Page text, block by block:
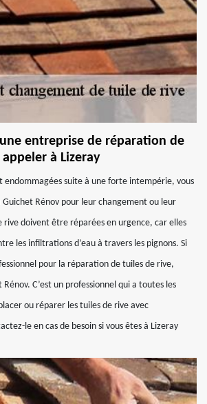
entreprise de réparation de
à Lizeray
endommagées suite à une forte intempérie, vous
Guichet Rénov pour leur changement ou leur
rive doivent être réparées en urgence, car elles
les infiltrations d’eau à travers les pignons. Si
pour la réparation de tuiles de rive,
C’est un professionnel qui a toutes les
ou réparer les tuiles de rive avec
le en cas de besoin si vous êtes à Lizeray